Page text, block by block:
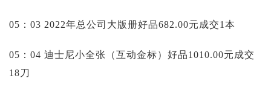
05：03 2022年总公司大版册好品682.00元成交1本
05：04 迪士尼小全张（互动金标）好品1010.00元成交
18刀